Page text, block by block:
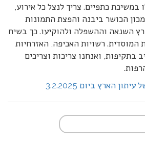
במשיכת כתפיים. צריך לנצל כל אירוע,
הכושר ביבנה והפצת התמונות
השנאה וההשפלה ולהוקיעו. כך בשיח
המוסדית. רשויות האכיפה, האזרחיות
בתקיפות, ואנחנו צריכות וצריכים
הארץ ביום 3.2.2025